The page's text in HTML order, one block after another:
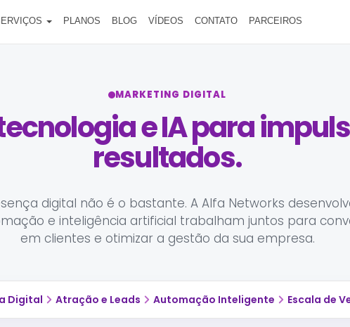
PLANOS BLOG VÍDEOS CONTATO PARCEIROS
MARKETING DIGITAL
e IA para
resultados.
digital não é o bastante. A Alfa Networks
e inteligência artificial trabalham juntos para
em clientes e otimizar a gestão da sua empresa.
Digital Atração e Leads Automação Inteligente Escala de